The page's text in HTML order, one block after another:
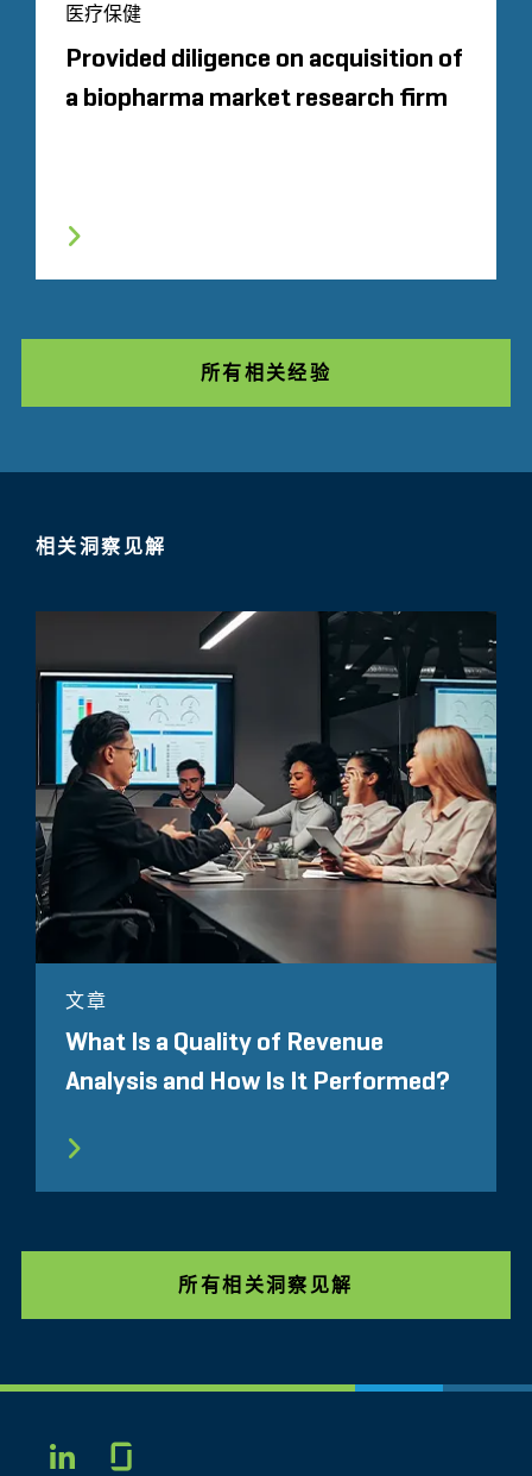
医疗保健
Provided diligence on acquisition of
a biopharma market research firm
所有相关经验
相关洞察见解
文章
What Is a Quality of Revenue
Analysis and How Is It Performed?
所有相关洞察见解
LINKEDIN